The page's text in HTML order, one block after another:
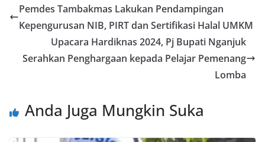
Pemdes Tambakmas Lakukan Pendampingan
Kepengurusan NIB, PIRT dan Sertifikasi Halal UMKM
Upacara Hardiknas 2024, Pj Bupati Nganjuk
Serahkan Penghargaan kepada Pelajar Pemenang
Lomba
Anda Juga Mungkin Suka